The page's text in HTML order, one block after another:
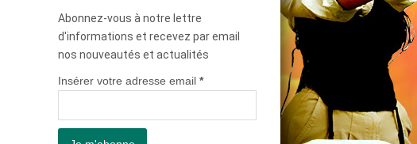
Abonnez-vous à notre lettre
d'informations et recevez par email
nos nouveautés et actualités
Insérer votre adresse email *